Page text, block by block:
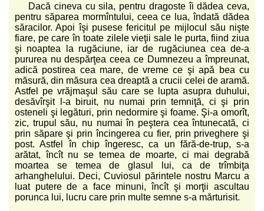
Dacă cineva cu sila, pentru dragoste îi dădea ceva,
pentru săparea mormîntului, ceea ce lua, îndată dădea
săracilor. Apoi îşi pusese fericitul pe mijlocul său nişte
fiare, pe care în toate zilele vieţii sale le purta, fiind ziua
şi noaptea la rugăciune, iar de rugăciunea cea de-a
pururea nu despărţea ceea ce Dumnezeu a împreunat,
adică postirea cea mare, de vreme ce şi apă bea cu
măsură, din măsura cea dreaptă a crucii celei de aramă.
Astfel pe vrăjmaşul său care se lupta asupra duhului,
desăvîrşit l-a biruit, nu numai prin temniţă, ci şi prin
osteneli şi legături, prin nedormire şi foame. Şi-a omorît,
zic, trupul său, nu numai în peştera cea întunecată, ci
prin săpare şi prin încingerea cu fier, prin priveghere şi
post. Astfel în chip îngeresc, ca un fără-de-trup, s-a
arătat, încît nu se temea de moarte, ci mai degrabă
moartea se temea de glasul lui, ca de trîmbiţa
arhanghelului. Deci, Cuviosul părintele nostru Marcu a
luat putere de a face minuni, încît şi morţii ascultau
porunca lui, lucru care prin multe semne s-a mărturisit.